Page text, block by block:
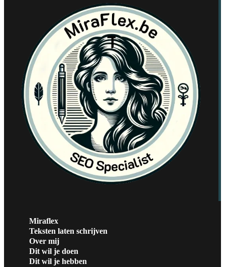
Miraflex
Teksten laten schrijven
Over mij
Dit wil je doen
Dit wil je hebben